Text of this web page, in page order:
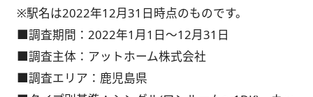
※駅名は2022年12月31日時点のものです。
■調査期間：2022年1月1日～12月31日
■調査主体：アットホーム株式会社
■調査エリア：鹿児島県